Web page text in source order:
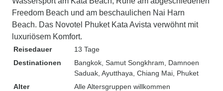
Freedom Beach und am beschaulichen Nai Harn
Beach. Das Novotel Phuket Kata Avista verwöhnt mit
luxuriösem Komfort.
Reisedauer
13 Tage
Destinationen
Bangkok , Samut Songkhram , Damnoen
Saduak , Ayutthaya , Chiang Mai , Phuket
Alter
Alle Altersgruppen willkommen